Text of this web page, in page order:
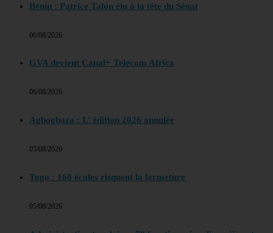
Bénin : Patrice Talon élu à la tête du Sénat
06/08/2026
GVA devient Canal+ Telecom Africa
06/08/2026
Agbogboza : L’ édition 2026 annulée
05/08/2026
Togo : 160 écoles risquent la fermeture
05/08/2026